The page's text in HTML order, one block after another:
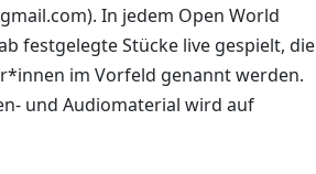
In jedem Open World
festgelegte Stücke live gespielt, die
im Vorfeld genannt werden.
und Audiomaterial wird auf